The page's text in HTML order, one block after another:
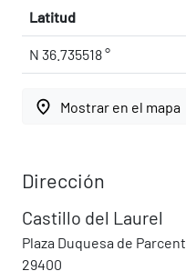
Latitud
N 36.735518 °
place Mostrar en el mapa
Dirección
Castillo del Laurel
Plaza Duquesa de Parcent
29400